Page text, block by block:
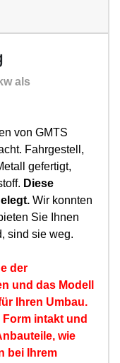
als
von GMTS
Fahrgestell,
gefertigt,
Diese
Wir konnten
Sie Ihnen
sind sie weg.
der
und das Modell
Ihren Umbau.
intakt und
wie
bei Ihrem